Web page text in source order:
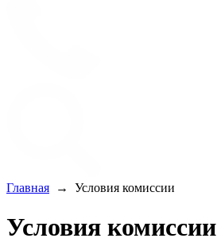
Главная → Условия комиссии
Условия комиссии